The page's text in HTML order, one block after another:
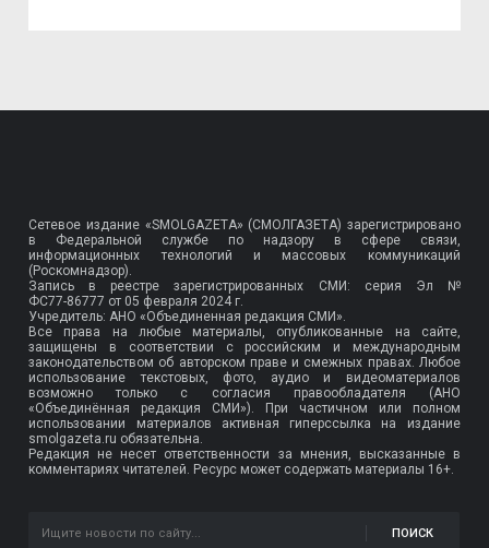
Сетевое издание «SMOLGAZETA» (СМОЛГАЗЕТА) зарегистрировано
в Федеральной службе по надзору в сфере связи,
информационных технологий и массовых коммуникаций
(Роскомнадзор).
Запись в реестре зарегистрированных СМИ: серия Эл №
ФС77-86777 от 05 февраля 2024 г.
Учредитель: АНО «Объединенная редакция СМИ».
Все права на любые материалы, опубликованные на сайте,
защищены в соответствии с российским и международным
законодательством об авторском праве и смежных правах. Любое
использование текстовых, фото, аудио и видеоматериалов
возможно только с согласия правообладателя (АНО
«Объединённая редакция СМИ»). При частичном или полном
использовании материалов активная гиперссылка на издание
smolgazeta.ru обязательна.
Редакция не несет ответственности за мнения, высказанные в
комментариях читателей. Ресурс может содержать материалы 16+.
ПОИСК